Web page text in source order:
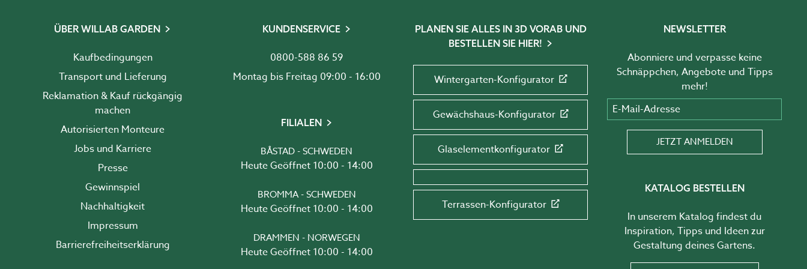
ÜBER WILLAB GARDEN
Kaufbedingungen
Transport und Lieferung
Reklamation & Kauf rückgängig
machen
Autorisierten Monteure
Jobs und Karriere
Presse
Gewinnspiel
Nachhaltigkeit
Impressum
Barrierefreiheits­erklärung
KUNDENSERVICE
0800-588 86 59
Montag bis Freitag 09:00 - 16:00
FILIALEN
BÅSTAD - SCHWEDEN
Heute Geöffnet 10:00 - 14:00
BROMMA - SCHWEDEN
Heute Geöffnet 10:00 - 14:00
DRAMMEN - NORWEGEN
Heute Geöffnet 10:00 - 14:00
PLANEN SIE ALLES IN 3D VORAB UND
BESTELLEN SIE HIER!
Wintergarten-Konfigurator
Gewächshaus-Konfigurator
Glaselementkonfigurator
Terrassen-Konfigurator
NEWSLETTER
Abonniere und verpasse keine
Schnäppchen, Angebote und Tipps
mehr!
E-Mail-Adresse
JETZT ANMELDEN
KATALOG BESTELLEN
In unserem Katalog findest du
Inspiration, Tipps und Ideen zur
Gestaltung deines Gartens.